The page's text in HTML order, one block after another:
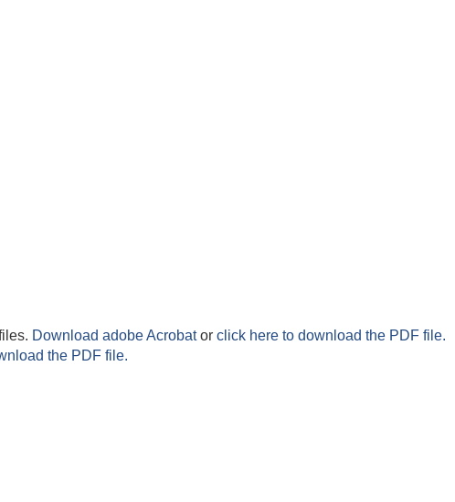
Download adobe Acrobator click here to download the PDF file.
the PDF file.